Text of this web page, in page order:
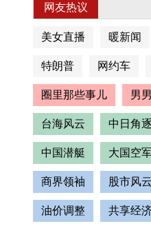
网友热议
美女直播 暖新闻
特朗普 网约车
圈里那些事儿 男
台海风云 中日角逐
中国潜艇 大国空
商界领袖 股市风云
油价调整 共享经